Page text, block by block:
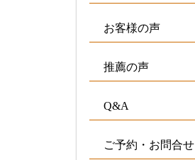
お客様の声
推薦の声
Q&A
ご予約・お問合せ